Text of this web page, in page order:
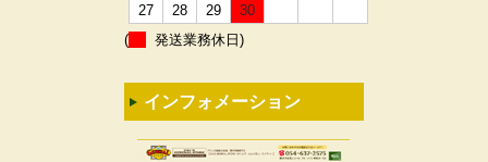
27
28 29
30
(
発送業務休日)
インフォメーション